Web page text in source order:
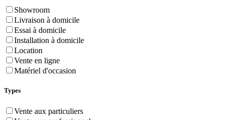
Showroom
Livraison à domicile
Essai à domicile
Installation à domicile
Location
Vente en ligne
Matériel d'occasion
Types
Vente aux particuliers